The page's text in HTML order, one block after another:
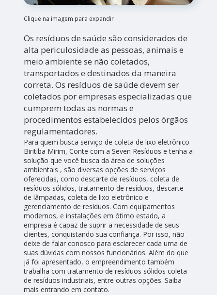
Clique na imagem para expandir
Os resíduos de saúde são considerados de
alta periculosidade as pessoas, animais e
meio ambiente se não coletados,
transportados e destinados da maneira
correta. Os resíduos de saúde devem ser
coletados por empresas especializadas que
cumprem todas as normas e
procedimentos estabelecidos pelos órgãos
regulamentadores.
Para quem busca serviço de coleta de lixo eletrônico
Biritiba Mirim, Conte com a Seven Resíduos e tenha a
solução que você busca da área de soluções
ambientais , são diversas opções de serviços
oferecidas, como descarte de resíduos, coleta de
resíduos sólidos, tratamento de resíduos, descarte
de lâmpadas, coleta de lixo eletrônico e
gerenciamento de resíduos. Com equipamentos
modernos, e instalações em ótimo estado, a
empresa é capaz de suprir a necessidade de seus
clientes, conquistando sua confiança. Por isso, não
deixe de falar conosco para esclarecer cada uma de
suas dúvidas com nossos funcionários. Além do que
já foi apresentado, o empreendimento também
trabalha com tratamento de resíduos sólidos coleta
de resíduos industriais, entre outras opções. Saiba
mais entrando em contato.